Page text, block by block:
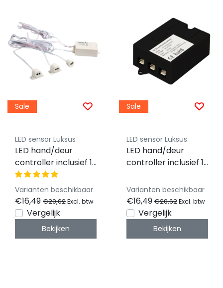
Sale
LED sensor Luksus
LED hand/deur
controller inclusief 1
LED sensor d.m.v.
deur openen –
Sensor1213 - WIT
Varianten beschikbaar
€16,49 €20,62Excl. btw
Vergelijk
Bekijken
Sale
LED sensor Luksus
LED hand/deur
controller inclusief 1
deur openen –
Sensor1213 - ZWART
Varianten beschikbaar
€16,49 €20,62Excl. btw
Vergelijk
Bekijken